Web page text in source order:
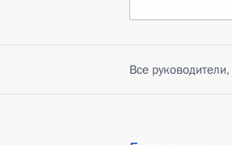
Все